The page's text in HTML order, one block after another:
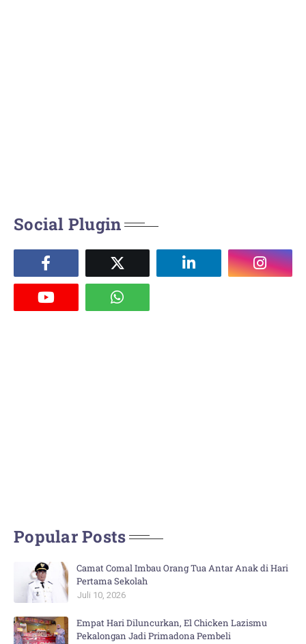
Social Plugin
Popular Posts
Camat Comal Imbau Orang Tua Antar Anak di Hari
Pertama Sekolah
Juli 10, 2026
Empat Hari Diluncurkan, El Chicken Lazismu
Pekalongan Jadi Primadona Pembeli